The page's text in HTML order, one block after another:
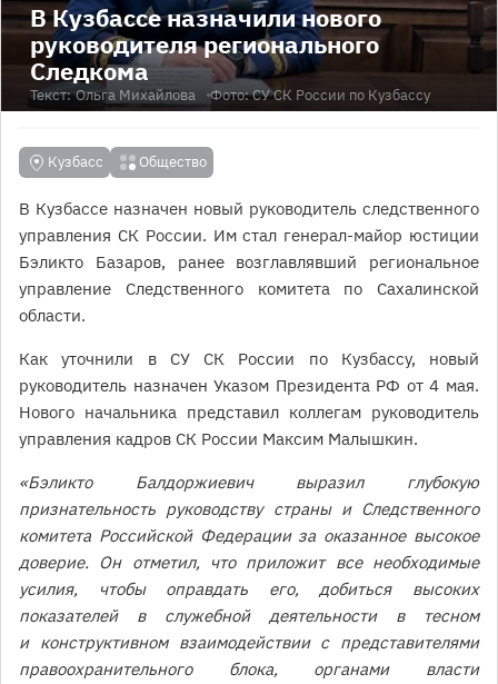
В Кузбассе назначили нового
руководителя регионального
Следкома
Текст: Ольга Михайлова Фото: СУ СК России по Кузбассу
Кузбасс Общество
В Кузбассе назначен новый руководитель следственного
управления СК России. Им стал генерал-майор юстиции
Бэликто Базаров, ранее возглавлявший региональное
управление Следственного комитета по Сахалинской
области.
Как уточнили в СУ СК России по Кузбассу, новый
руководитель назначен Указом Президента РФ от 4 мая.
Нового начальника представил коллегам руководитель
управления кадров СК России Максим Малышкин.
«Бэликто Балдоржиевич выразил глубокую
признательность руководству страны и Следственного
комитета Российской Федерации за оказанное высокое
доверие. Он отметил, что приложит все необходимые
усилия, чтобы оправдать его, добиться высоких
показателей в служебной деятельности в тесном
и конструктивном взаимодействии с представителями
правоохранительного блока, органами власти